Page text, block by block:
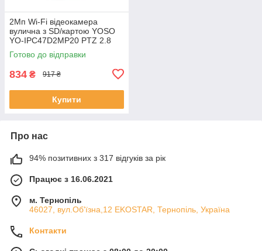
2Мп Wi-Fi відеокамера
вулична з SD/картою YOSO
YO-IPC47D2MP20 PTZ 2.8
mm IP44 V380 ЕКОБОКС
Готово до відправки
834 ₴ 917 ₴
Купити
Про нас
94% позитивних з 317 відгуків за рік
Працює з 16.06.2021
м. Тернопіль
46027, вул.Об'їзна,12 EKOSTAR, Тернопіль, Україна
Контакти